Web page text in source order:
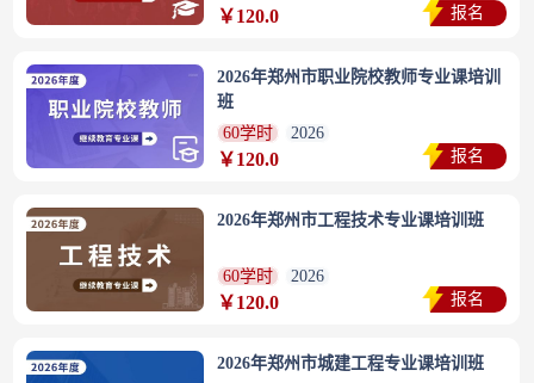
￥120.0 报名
2026年郑州市职业院校教师专业课培训
班
60学时
2026
￥120.0 报名
2026年郑州市工程技术专业课培训班
60学时 2026
￥120.0 报名
2026年郑州市城建工程专业课培训班